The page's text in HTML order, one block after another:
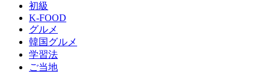
初級
K-FOOD
グルメ
韓国グルメ
学習法
ご当地